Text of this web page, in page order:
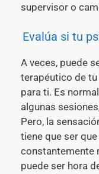
supervisor o
Evalúa si tu
A veces, puede
terapéutico de
para ti. Es
algunas
Pero, la
tiene que ser
constantemente
puede ser hora